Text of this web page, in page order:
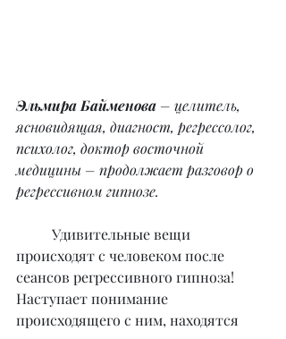
Эльмира Байменова – целитель,
ясновидящая, диагност, регрессолог,
психолог, доктор восточной
медицины – продолжает разговор о
регрессивном гипнозе.
происходят с человеком после
сеансов регрессивного гипноза!
Наступает понимание
происходящего с ним, находятся